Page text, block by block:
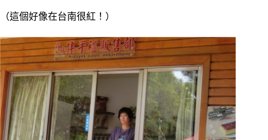
（這個好像在台南很紅！）